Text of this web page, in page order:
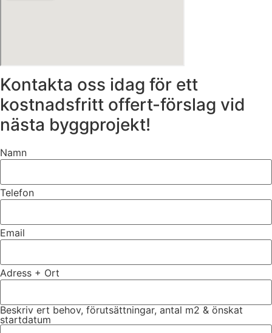
Kontakta oss idag för ett
kostnadsfritt offert-förslag vid
nästa byggprojekt!
Namn
Telefon
Email
Adress + Ort
Beskriv ert behov, förutsättningar, antal m2 & önskat
startdatum